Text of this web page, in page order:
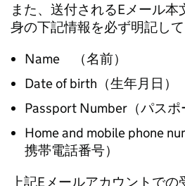
また、送付されるEメール本
身の下記情報を必ず明記して
Name （名前）
Date of birth（生年月日）
Passport Number（パスポ
Home and mobile phone
携帯電話番号）
上記Eメールアカウントで